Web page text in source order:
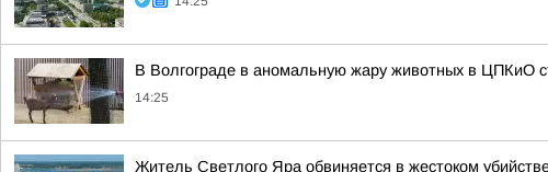
В Волгограде в аномальную жару животных в ЦПКиО
14:25
Житель Светлого Яра обвиняется в жестоком